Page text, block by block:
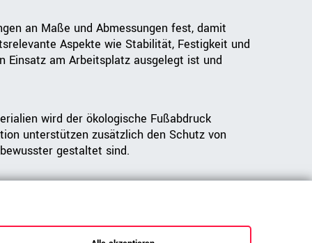
an Maße und Abmessungen fest, damit
Aspekte wie Stabilität, Festigkeit und
Einsatz am Arbeitsplatz ausgelegt ist und
wird der ökologische Fußabdruck
unterstützen zusätzlich den Schutz von
gestaltet sind.